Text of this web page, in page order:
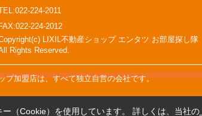
224-2011
FAX:022-224-2012
LIXIL不動産ショップ エンタツ お部屋探し隊
Rights Reserved.
プ加盟店は、すべて独立自営の会社です。
（Cookie）を使用しています。 詳しくは、当社の